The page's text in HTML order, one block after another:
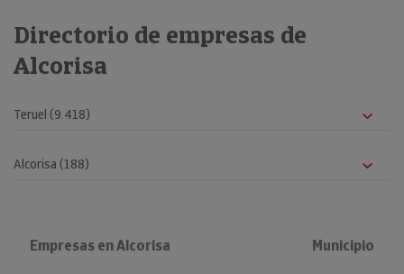
Directorio de empresas de
Alcorisa
Empresas en Alcorisa Municipio